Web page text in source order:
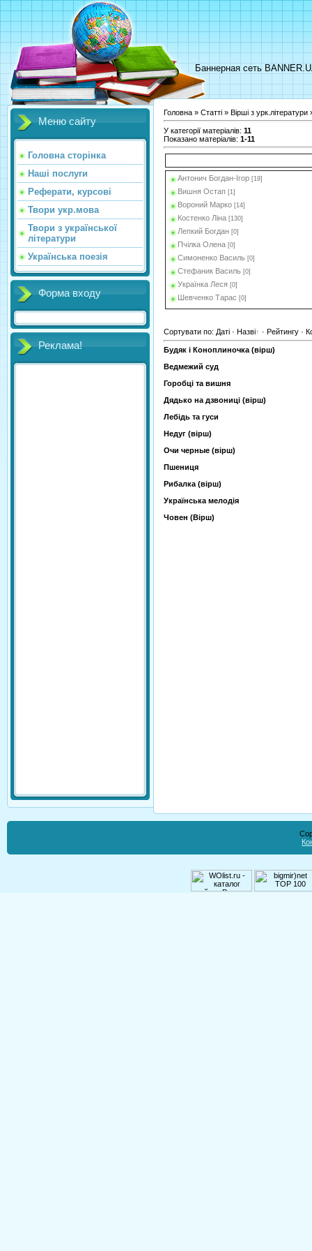
Баннерная сеть
Меню сайту
Головна сторінка
Наші послуги
Реферати, курсові
Твори укр.мова
Твори з української
літератури
Українська поезія
Форма входу
Реклама!
Головна » Статті » Вірші з урк.літератури
У категорії матеріалів: 11
Показано матеріалів: 1-11
Антонич Богдан-Ігор [19]
Вишня Остап [1]
Вороний Марко [14]
Костенко Ліна [130]
Лепкий Богдан [0]
Пчілка Олена [0]
Симоненко Василь [0]
Стефаник Василь [0]
Українка Леся [0]
Шевченко Тарас [0]
Сортувати по: Даті · Назві · Рейтингу ·
Будяк і Коноплиночка (вірш)
Ведмежий суд
Горобці та вишня
Дядько на дзвониці (вірш)
Лебідь та гуси
Недуг (вірш)
Очи черные (вірш)
Пшениця
Рибалка (вірш)
Українська мелодія
Човен (Вірш)